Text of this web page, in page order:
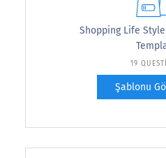
Shopping Life
19
Şablonu